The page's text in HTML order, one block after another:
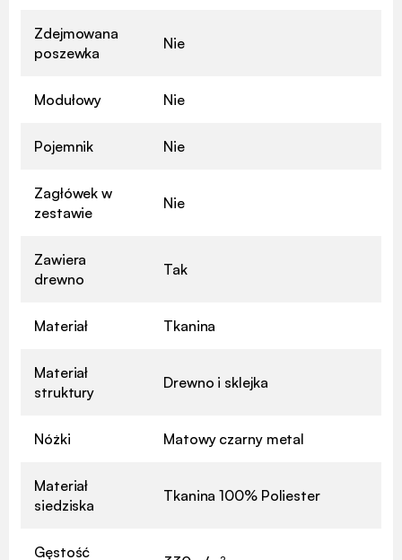
Zdejmowana
poszewka
Nie
Modułowy Nie
Pojemnik Nie
Zagłówek w
zestawie
Nie
Zawiera
drewno
Tak
Materiał Tkanina
Materiał
struktury
Drewno i sklejka
Nóżki Matowy czarny metal
Materiał
siedziska
Tkanina 100% Poliester
Gęstość